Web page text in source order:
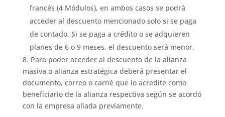
francés (4 Módulos), en ambos casos se podrá
acceder al descuento mencionado solo si se paga
de contado. Si se paga a crédito o se adquieren
planes de 6 o 9 meses, el descuento será menor.
8. Para poder acceder al descuento de la alianza
masiva o alianza estratégica deberá presentar el
documento, correo o carné que lo acredite como
beneficiario de la alianza respectiva según se acordó
con la empresa aliada previamente.